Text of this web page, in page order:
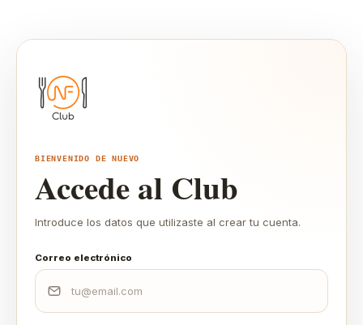
BIENVENIDO DE NUEVO
Accede al Club
Introduce los datos que utilizaste al crear tu cuenta.
Correo electrónico